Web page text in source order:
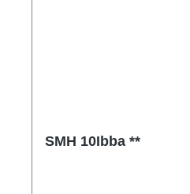
SMH 10Ibba **